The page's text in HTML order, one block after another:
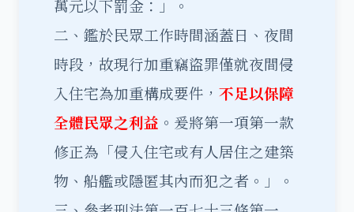
萬元以下罰金：」。
二、鑑於民眾工作時間涵蓋日、夜間
時段，故現行加重竊盜罪僅就夜間侵
入住宅為加重構成要件， 不足以保障
全體民眾之利益 。爰將第一項第一款
修正為「侵入住宅或有人居住之建築
物、船艦或隱匿其內而犯之者。」。